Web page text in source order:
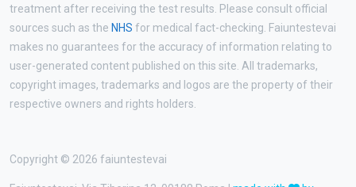
treatment after receiving the test results. Please consult official
sources such as the NHS for medical fact-checking. Faiuntestevai
makes no guarantees for the accuracy of information relating to
user-generated content published on this site. All trademarks,
copyright images, trademarks and logos are the property of their
respective owners and rights holders.
Copyright © 2026 faiuntestevai